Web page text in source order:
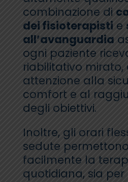
combinazione di
dei fisioterapisti e
all’avanguardia
ogni paziente
riabilitativo mirato,
attenzione alla
comfort e al
degli obiettivi.
Inoltre, gli orari
sedute
facilmente la
quotidiana, sia per